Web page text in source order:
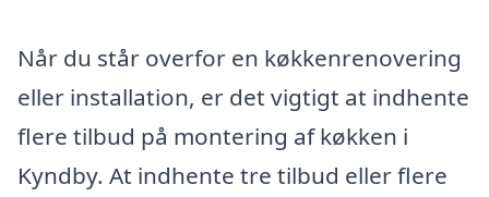
Når du står overfor en køkkenrenovering
eller installation, er det vigtigt at indhente
flere tilbud på montering af køkken i
Kyndby. At indhente tre tilbud eller flere